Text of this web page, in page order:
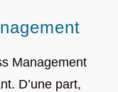
Management
D’une part,